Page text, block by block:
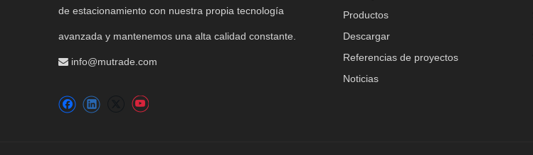
de estacionamiento con nuestra propia tecnología
avanzada y mantenemos una alta calidad constante.
 info@mutrade.com
Productos
Descargar
Referencias de proyectos
Noticias